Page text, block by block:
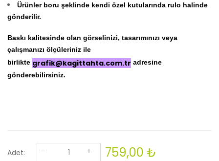
Ürünler boru şeklinde kendi özel kutularında rulo halinde
gönderilir.
Baskı kalitesinde olan görselinizi, tasarımınızı veya
çalışmanızı ölçüleriniz ile
birlikte grafik@kagittahta.com.tr adresine
gönderebilirsiniz.
Adet: 759,00 ₺